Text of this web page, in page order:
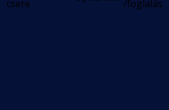
csere
/foglalás